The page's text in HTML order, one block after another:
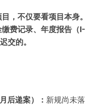
，不仅要看项目本身。
费记录、年度报告（I-
交的。
后递案）： 新规尚未落